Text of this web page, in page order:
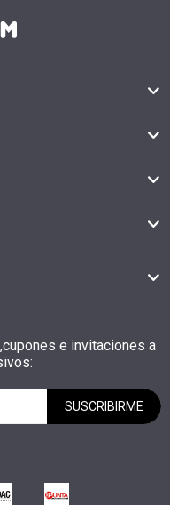
e invitaciones a
SUSCRIBIRME